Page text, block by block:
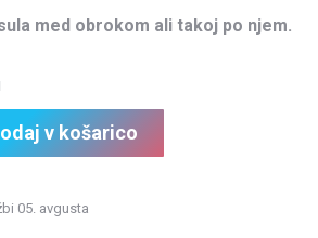
med obrokom ali takoj po njem.
v košarico
05. avgusta